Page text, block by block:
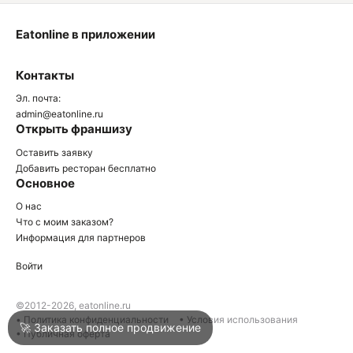
Войти
Написать в техподдержку
Контакты
Эл. почта:
admin@eatonline.ru
Открыть франшизу
Оставить заявку
Добавить ресторан бесплатно
Основное
О нас
Что с моим заказом?
Информация для партнеров
Eatonline в приложении
Войти
©2012-2026, eatonline.ru
• Политика конфиденциальности
• Условия использования
• Публичная оферта
🚀 Заказать полное продвижение